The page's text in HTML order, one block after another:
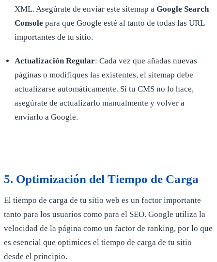
XML. Asegúrate de enviar este sitemap aGoogle Search
Console para que Google esté al tanto de todas las URL
importantes de tu sitio.
Actualización Regular: Cada vez que añadas nuevas
páginas o modifiques las existentes, el sitemap debe
actualizarse automáticamente. Si tu CMS no lo hace,
asegúrate de actualizarlo manualmente y volver a
enviarlo a Google.
5. Optimización del Tiempo de Carga
El tiempo de carga de tu sitio web es un factor importante
tanto para los usuarios como para el SEO. Google utiliza la
velocidad de la página como un factor de ranking, por lo que
es esencial que optimices el tiempo de carga de tu sitio
desde el principio.